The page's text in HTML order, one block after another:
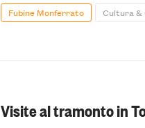
Fubine Monferrato Cultura &
Visite al tramonto in